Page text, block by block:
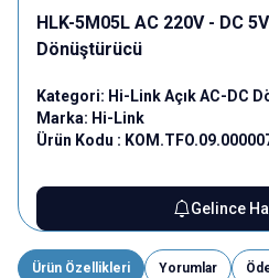
HLK-5M05L AC 220V - DC
Dönüştürücü
Kategori: Hi-Link Açık AC-DC
Marka: Hi-Link
Ürün Kodu :
Gelince
Ürün Özellikleri Yorumlar